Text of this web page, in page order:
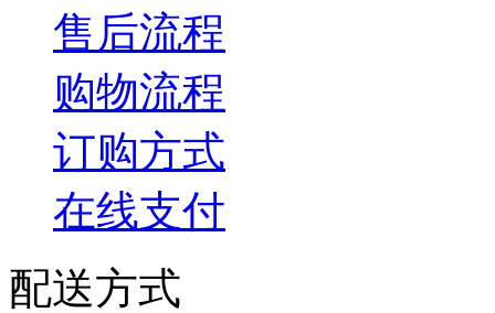
售后流程
购物流程
订购方式
在线支付
配送方式